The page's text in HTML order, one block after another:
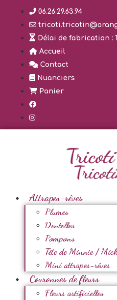
contenu
06.26.29.63.94
Délai de fabrication : 1
Accueil
Contact
Nuanciers
Panier
Attrapes-rêves
Plumes
Dentelles
Pompons
Tête de Minnie /
Mini attrapes-rêves
Couronnes de fleurs
Fleurs artificielles